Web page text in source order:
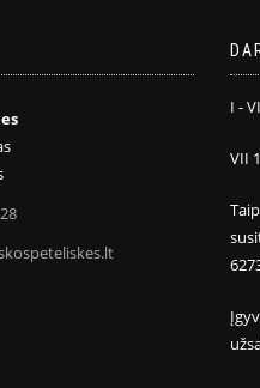
I -
VII